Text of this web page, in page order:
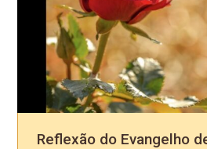
Reflexão do Evangelho